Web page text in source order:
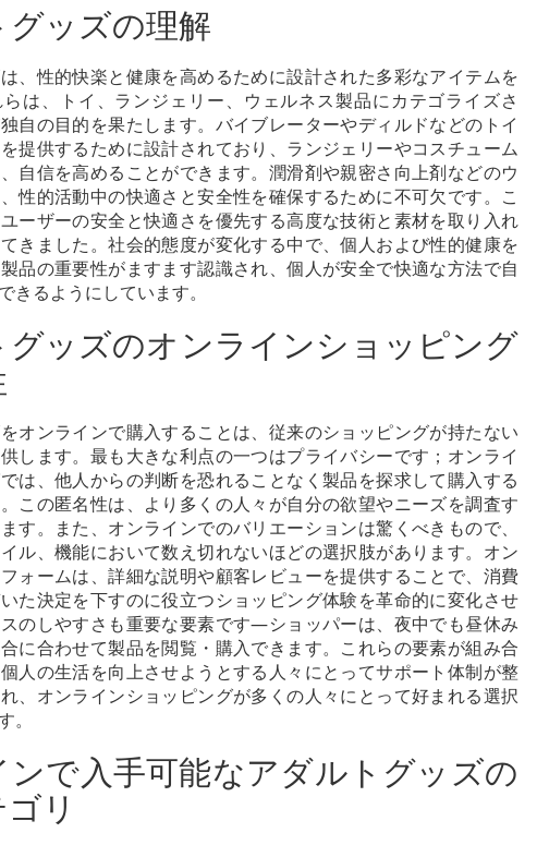
グッズの理解
、性的快楽と健康を高めるために設計された多彩なアイテムを
は、トイ、ランジェリー、ウェルネス製品にカテゴライズさ
自の目的を果たします。バイブレーターやディルドなどのトイ
提供するために設計されており、ランジェリーやコスチューム
自信を高めることができます。潤滑剤や親密さ向上剤などのウ
性的活動中の快適さと安全性を確保するために不可欠です。こ
ーザーの安全と快適さを優先する高度な技術と素材を取り入れ
きました。社会的態度が変化する中で、個人および性的健康を
品の重要性がますます認識され、個人が安全で快適な方法で自
きるようにしています。
グッズのオンラインショッピング
オンラインで購入することは、従来のショッピングが持たない
します。最も大きな利点の一つはプライバシーです；オンライ
は、他人からの判断を恐れることなく製品を探求して購入する
この匿名性は、より多くの人々が自分の欲望やニーズを調査す
す。また、オンラインでのバリエーションは驚くべきもので、
ル、機能において数え切れないほどの選択肢があります。オン
ォームは、詳細な説明や顧客レビューを提供することで、消費
た決定を下すのに役立つショッピング体験を革命的に変化させ
のしやすさも重要な要素です—ショッパーは、夜中でも昼休み
に合わせて製品を閲覧・購入できます。これらの要素が組み合
人の生活を向上させようとする人々にとってサポート体制が整
、オンラインショッピングが多くの人々にとって好まれる選択
。
ンで入手可能なアダルトグッズの
リ